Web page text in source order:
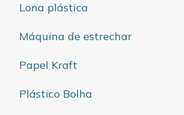
Lona plástica
Máquina de estrechar
Papel Kraft
Plástico Bolha